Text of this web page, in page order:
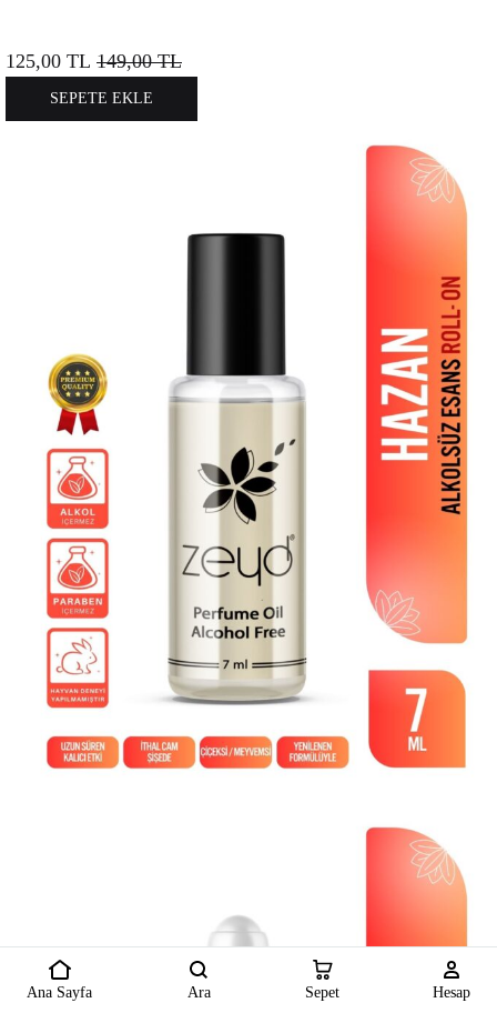
125,00 TL 149,00TL
SEPETE EKLE
Ana Sayfa Ara Sepet Hesap